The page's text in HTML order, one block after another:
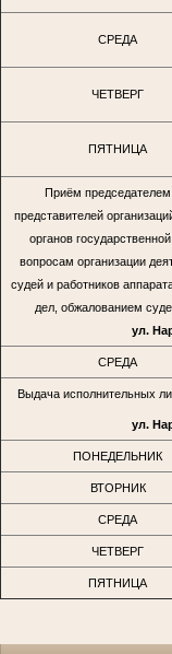
СРЕДА
ЧЕТВЕРГ
ПЯТНИЦА
Приём
представителей
органов
вопросам организации
судей и работников
дел, обжалованием
ул.
СРЕДА
Выдача исполнительных
ул.
ПОНЕДЕЛЬНИК
ВТОРНИК
СРЕДА
ЧЕТВЕРГ
ПЯТНИЦА